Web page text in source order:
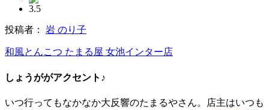
3.5
投稿者： 岩 のり子
和風とんこつ たまる屋 女池インター店
しょうががアクセント♪
いつ行ってもなかなか大反響のたまるやさん。店主はいつも